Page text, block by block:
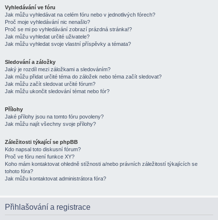
Vyhledávání ve fóru
Jak můžu vyhledávat na celém fóru nebo v jednotlivých fórech?
Proč moje vyhledávání nic nenašlo?
Proč se mi po vyhledávání zobrazí prázdná stránka!?
Jak můžu vyhledat určité uživatele?
Jak můžu vyhledat svoje vlastní příspěvky a témata?
Sledování a záložky
Jaký je rozdíl mezi záložkami a sledováním?
Jak můžu přidat určité téma do záložek nebo téma začít sledovat?
Jak můžu začít sledovat určité fórum?
Jak můžu ukončit sledování témat nebo fór?
Přílohy
Jaké přílohy jsou na tomto fóru povoleny?
Jak můžu najít všechny svoje přílohy?
Záležitosti týkající se phpBB
Kdo napsal toto diskusní fórum?
Proč ve fóru není funkce XY?
Koho mám kontaktovat ohledně stížnosti a/nebo právních záležitostí týkajících se
tohoto fóra?
Jak můžu kontaktovat administrátora fóra?
Přihlašování a registrace